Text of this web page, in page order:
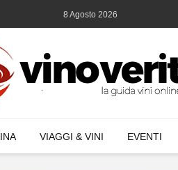
8 Agosto 2026
VIAGGI & VINI EVENTI